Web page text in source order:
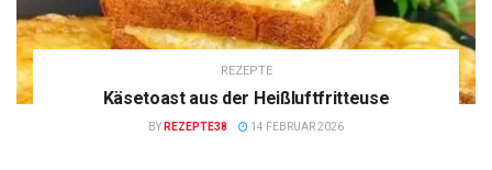
REZEPTE
Käsetoast aus der Heißluftfritteuse
BY REZEPTE38 14 FEBRUAR 2026